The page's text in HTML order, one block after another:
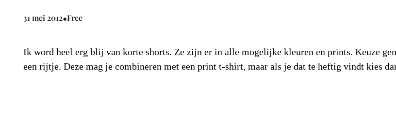
31 mei 2012•Free
Ik word heel erg blij van korte shorts. Ze zijn er in alle mogelijke kleuren en prints. Keuze
een rijtje. Deze mag je combineren met een print t-shirt, maar als je dat te heftig vindt kies